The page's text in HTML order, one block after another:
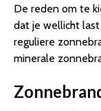
De reden om te
dat je wellicht
reguliere
minerale